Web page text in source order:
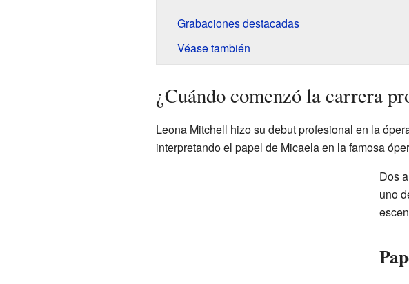
Grabaciones destacadas
Véase también
¿Cuándo comenzó la carrera
Leona Mitchell hizo su debut profesional en la
interpretando el papel de Micaela en la famosa
Dos
uno